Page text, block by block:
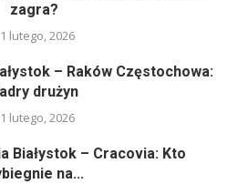
zagra?
lutego, 2026
– Raków Częstochowa:
drużyn
lutego, 2026
Białystok – Cracovia: Kto
na...